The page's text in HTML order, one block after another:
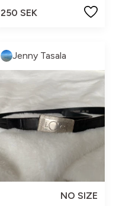
250 SEK
Jenny Tasala
NO SIZE